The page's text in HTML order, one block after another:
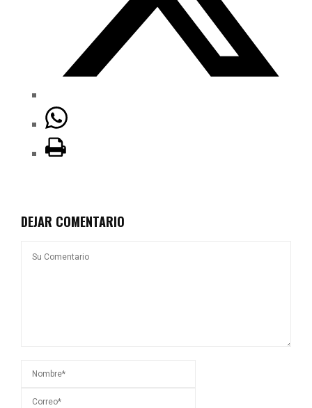
DEJAR COMENTARIO